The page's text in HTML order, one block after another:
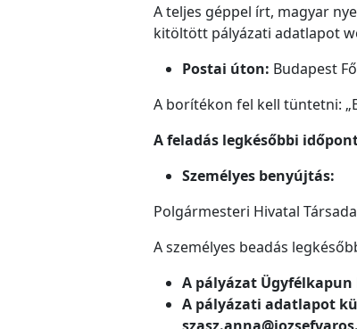
A teljes géppel írt, magyar
kitöltött pályázati adatlapot
Postai úton: Budapest
A borítékon fel kell tüntetni:
A feladás legkésőbbi
Személyes benyújtás:
Polgármesteri Hivatal
A személyes beadás
A pályázat
A pályázati adatlapot